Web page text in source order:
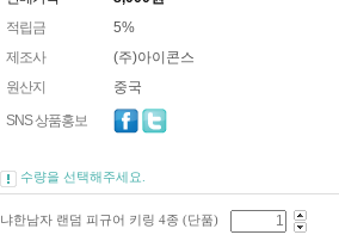
적립금
5%
제조사
(주)아이콘스
원산지
중국
SNS 상품홍보
수량을 선택해주세요.
냐한남자 랜덤 피규어 키링 4종 (단품)